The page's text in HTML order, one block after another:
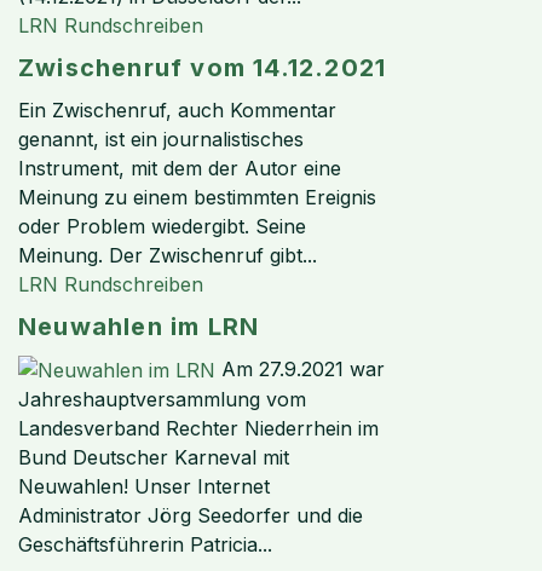
LRN Rundschreiben
Zwischenruf vom 14.12.2021
Ein Zwischenruf, auch Kommentar
genannt, ist ein journalistisches
Instrument, mit dem der Autor eine
Meinung zu einem bestimmten Ereignis
oder Problem wiedergibt. Seine
Meinung. Der Zwischenruf gibt...
LRN Rundschreiben
Neuwahlen im LRN
Am 27.9.2021 war
Jahreshauptversammlung vom
Landesverband Rechter Niederrhein im
Bund Deutscher Karneval mit
Neuwahlen! Unser Internet
Administrator Jörg Seedorfer und die
Geschäftsführerin Patricia...